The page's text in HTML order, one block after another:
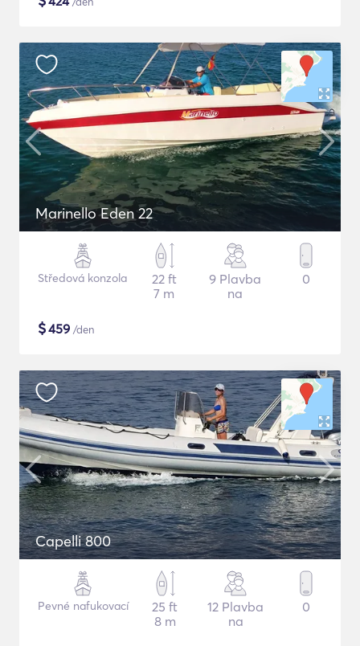
Marinello Eden 22
Středová konzola
22 ft
7 m
9 Plavba
na
0
$459 /den
Capelli 800
Pevné nafukovací
25 ft
8 m
12 Plavba
na
0